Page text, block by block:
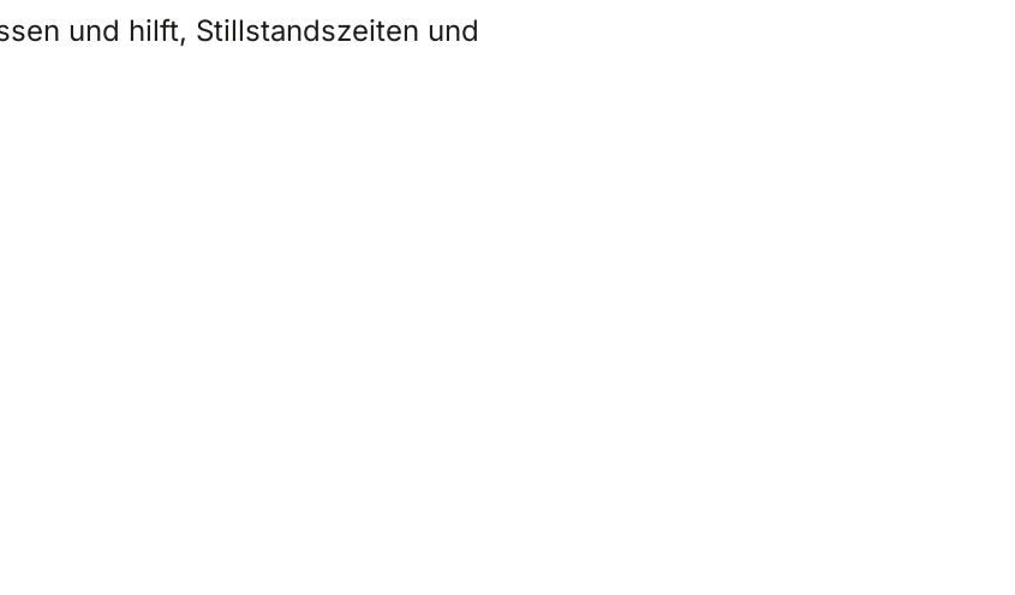
und hilft, Stillstandszeiten und